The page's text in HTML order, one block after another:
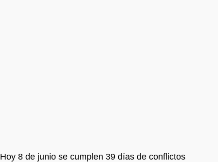
Hoy 8 de junio se cumplen 39 días de conflictos